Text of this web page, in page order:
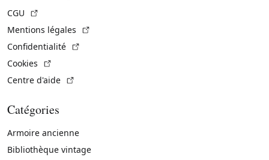
CGU
Mentions légales
Confidentialité
Cookies
Centre d'aide
Catégories
Armoire ancienne
Bibliothèque vintage